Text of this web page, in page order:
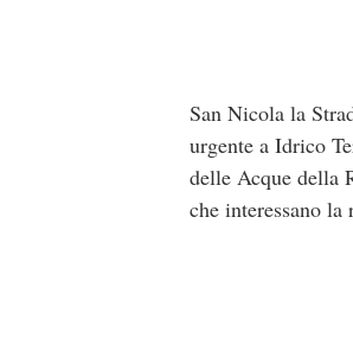
San Nicola la
urgente a Idrico
delle Acque della
che interessano